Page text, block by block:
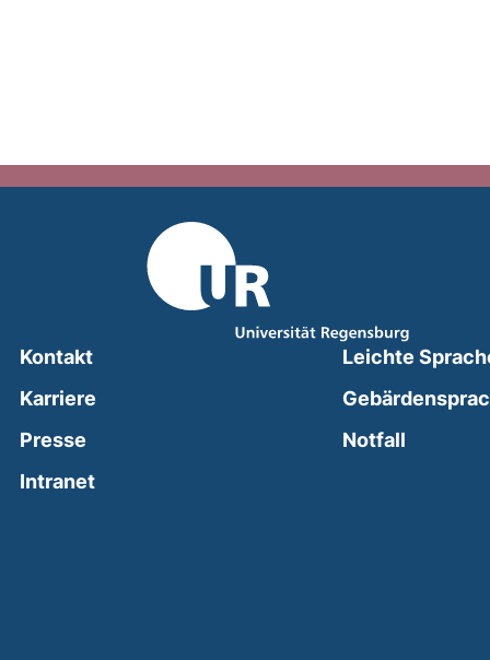
Kontakt
Karriere
Presse
Intranet(external link, opens in a new window)
Leichte
Notfall